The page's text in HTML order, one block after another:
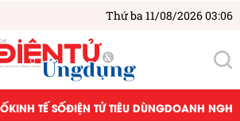
Thứ ba 11/08/2026 03:06
KINH TẾ SỐĐIỆN TỬ TIÊU DÙNGDOANH